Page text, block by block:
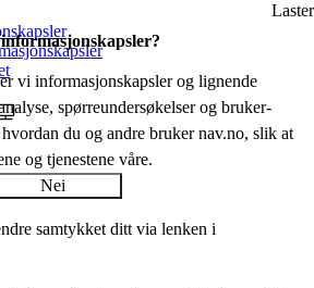
vi informasjons­­kapsler og lignende
spørreundersøkelser og bruker­
du og andre bruker nav.no, slik at
og tjenestene våre.
Nei
samtykket ditt via lenken i
Laster